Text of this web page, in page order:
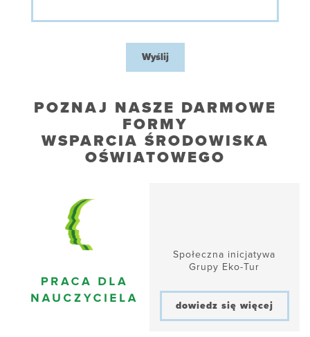
Wyślij
POZNAJ NASZE DARMOWE
FORMY
WSPARCIA ŚRODOWISKA
OŚWIATOWEGO
Społeczna inicjatywa
Grupy Eko-Tur
dowiedz się więcej